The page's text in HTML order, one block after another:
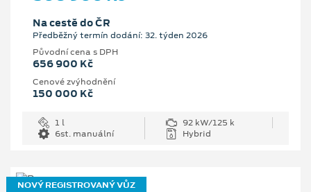
Na cestě do ČR
Předběžný termín dodání: 32. týden 2026
Původní cena s DPH
656 900 Kč
Cenové zvýhodnění
150 000 Kč
1 l
92 kW/125 k
6st. manuální
Hybrid
NOVÝ REGISTROVANÝ VŮZ